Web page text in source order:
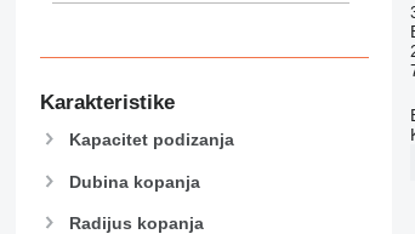
Karakteristike
Kapacitet podizanja
Dubina kopanja
Radijus kopanja